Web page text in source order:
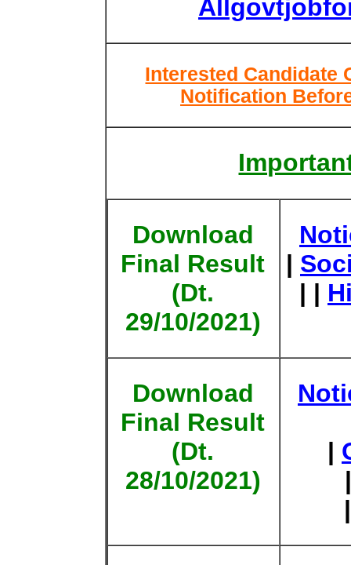
Interested Candidate
Notification
Download
Final Result
(Dt.
29/10/2021)
|
| |
Download
Final Result
(Dt.
28/10/2021)
|